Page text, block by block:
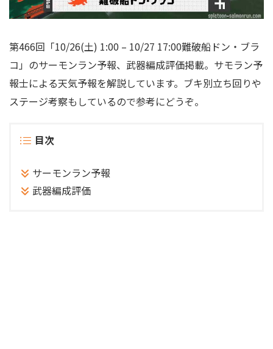
第466回「10/26(土) 1:00 – 10/27 17:00難破船ドン・ブラ
コ」のサーモンラン予報、武器編成評価掲載。サモラン予
報士による天気予報を解説しています。ブキ別立ち回りや
ステージ考察もしているので参考にどうぞ。
目次
サーモンラン予報
武器編成評価